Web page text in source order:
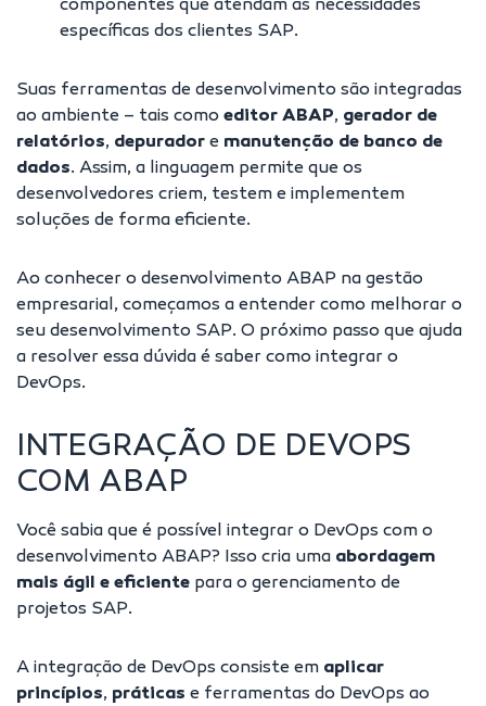
componentes que atendam às necessidades
específicas dos clientes SAP.
Suas ferramentas de desenvolvimento são integradas
ao ambiente – tais como editor ABAP, gerador de
relatórios, depurador e manutenção de banco de
dados. Assim, a linguagem permite que os
desenvolvedores criem, testem e implementem
soluções de forma eficiente.
Ao conhecer o desenvolvimento ABAP na gestão
empresarial, começamos a entender como melhorar o
seu desenvolvimento SAP. O próximo passo que ajuda
a resolver essa dúvida é saber como integrar o
DevOps.
INTEGRAÇÃO DE DEVOPS
COM ABAP
Você sabia que é possível integrar o DevOps com o
desenvolvimento ABAP? Isso cria uma abordagem
mais ágil e eficiente para o gerenciamento de
projetos SAP.
A integração de DevOps consiste em aplicar
princípios, práticas e ferramentas do DevOps ao